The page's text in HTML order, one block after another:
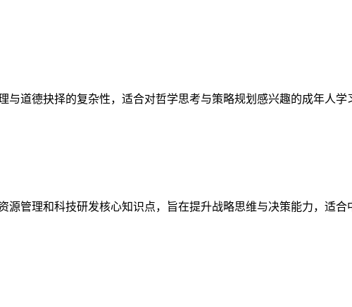
与道德抉择的复杂性，适合对哲学思考与策略规划感兴趣的成年人
管理和科技研发核心知识点，旨在提升战略思维与决策能力，适合